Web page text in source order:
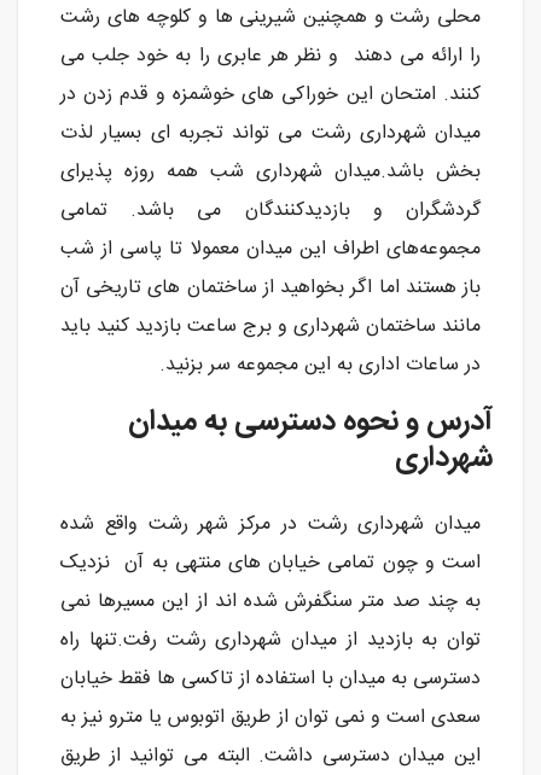
محلی رشت و همچنین شیرینی ها و کلوچه های رشت
را ارائه می دهند و نظر هر عابری را به خود جلب می
کنند. امتحان این خوراکی های خوشمزه و قدم زدن در
میدان شهرداری رشت می تواند تجربه ای بسیار لذت
بخش باشد.میدان شهرداری شب همه روزه پذیرای
گردشگران و بازدیدکنندگان می باشد. تمامی
مجموعه‌های اطراف این میدان معمولا تا پاسی از شب
باز هستند اما اگر بخواهید از ساختمان های تاریخی آن
مانند ساختمان شهرداری و برج ساعت بازدید کنید باید
در ساعات اداری به این مجموعه سر بزنید.
آدرس و نحوه دسترسی به میدان
شهرداری
میدان شهرداری رشت در مرکز شهر رشت واقع شده
است و چون تمامی خیابان‌ های منتهی به آن نزدیک
به چند صد متر سنگفرش شده اند از این مسیرها نمی
توان به بازدید از میدان شهرداری رشت رفت.تنها راه
دسترسی به میدان با استفاده از تاکسی ها فقط خیابان
سعدی است و نمی توان از طریق اتوبوس یا مترو نیز به
این میدان دسترسی داشت. البته می توانید از طریق